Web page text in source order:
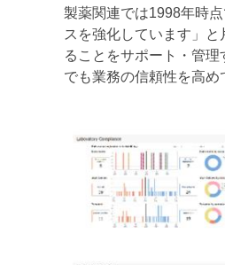
製薬関連では1998年時
スを強化しています」
ることをサポート・管
でも業務の信頼性を高め